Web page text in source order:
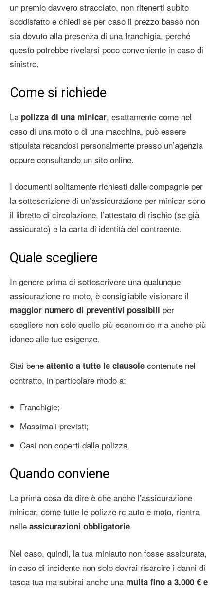
un premio davvero stracciato, non ritenerti subito
soddisfatto e chiedi se per caso il prezzo basso non
sia dovuto alla presenza di una franchigia, perché
questo potrebbe rivelarsi poco conveniente in caso di
sinistro.
Come si richiede
La polizza di una minicar, esattamente come nel
caso di una moto o di una macchina, può essere
stipulata recandosi personalmente presso un’agenzia
oppure consultando un sito online.
I documenti solitamente richiesti dalle compagnie per
la sottoscrizione di un’assicurazione per minicar sono
il libretto di circolazione, l’attestato di rischio (se già
assicurato) e la carta di identità del contraente.
Quale scegliere
In genere prima di sottoscrivere una qualunque
assicurazione rc moto, è consigliabile visionare il
maggior numero di preventivi possibili per
scegliere non solo quello più economico ma anche più
idoneo alle tue esigenze.
Stai bene attento a tutte le clausole contenute nel
contratto, in particolare modo a:
Franchigie;
Massimali previsti;
Casi non coperti dalla polizza.
Quando conviene
La prima cosa da dire è che anche l’assicurazione
minicar, come tutte le polizze rc auto e moto, rientra
nelle assicurazioni obbligatorie.
Nel caso, quindi, la tua miniauto non fosse assicurata,
in caso di incidente non solo dovrai risarcire i danni di
tasca tua ma subirai anche una multa fino a 3.000 € e